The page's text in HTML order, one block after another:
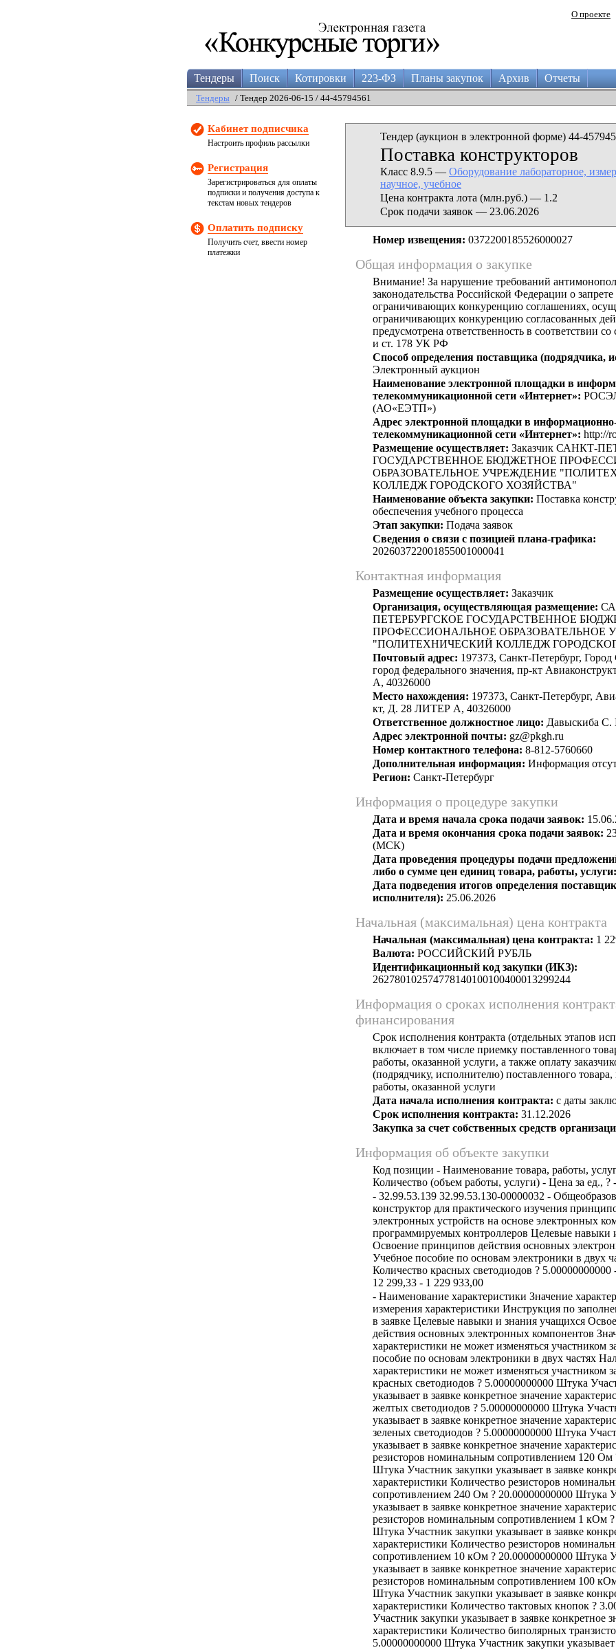
О проекте
Тендеры Поиск Котировки 223-ФЗ Планы закупок Архив Отчеты
Тендеры / Тендер 2026-06-15 / 44-45794561
Кабинет подписчика
Настроить профиль рассылки
Регистрация
Зарегистрироваться для оплаты
подписки и получения доступа к
текстам новых тендеров
Оплатить подписку
Получить счет, ввести номер
платежки
Тендер (аукцион в электронной форме) 44-
Поставка конструкторов
Класс 8.9.5 — Оборудование лабораторное,
научное, учебное
Цена контракта лота (млн.руб.) — 1.2
Срок подачи заявок — 23.06.2026
Номер извещения: 0372200185526000027
Общая информация о закупке
Внимание! За нарушение требований
законодательства Российской Федерации о запрете
ограничивающих конкуренцию соглашениях,
ограничивающих конкуренцию согласованных
предусмотрена ответственность в соответствии
и ст. 178 УК РФ
Способ определения поставщика (подрядчика,
Электронный аукцион
Наименование электронной площадки в
телекоммуникационной сети «Интернет»:
(АО«ЕЭТП»)
Адрес электронной площадки в
телекоммуникационной сети «Интернет»: http://
Размещение осуществляет: Заказчик САНКТ-
ГОСУДАРСТВЕННОЕ БЮДЖЕТНОЕ
ОБРАЗОВАТЕЛЬНОЕ УЧРЕЖДЕНИЕ
КОЛЛЕДЖ ГОРОДСКОГО ХОЗЯЙСТВА"
Наименование объекта закупки: Поставка
обеспечения учебного процесса
Этап закупки: Подача заявок
Сведения о связи с позицией плана-графика:
202603722001855001000041
Контактная информация
Размещение осуществляет: Заказчик
Организация, осуществляющая размещение:
ПЕТЕРБУРГСКОЕ ГОСУДАРСТВЕННОЕ
ПРОФЕССИОНАЛЬНОЕ ОБРАЗОВАТЕЛЬНОЕ
"ПОЛИТЕХНИЧЕСКИЙ КОЛЛЕДЖ
Почтовый адрес: 197373, Санкт-Петербург,
город федерального значения, пр-кт
А, 40326000
Место нахождения: 197373, Санкт-Петербург,
кт, Д. 28 ЛИТЕР А, 40326000
Ответственное должностное лицо: Давыскиба С.
Адрес электронной почты: gz@pkgh.ru
Номер контактного телефона: 8-812-5760660
Дополнительная информация: Информация
Регион: Санкт-Петербург
Информация о процедуре закупки
Дата и время начала срока подачи заявок:
Дата и время окончания срока подачи заявок:
(МСК)
Дата проведения процедуры подачи
либо о сумме цен единиц товара, работы, услуги:
Дата подведения итогов определения
исполнителя): 25.06.2026
Начальная (максимальная) цена контракта
Начальная (максимальная) цена контракта: 1
Валюта: РОССИЙСКИЙ РУБЛЬ
Идентификационный код закупки (ИКЗ):
262780102574778140100100400013299244
Информация о сроках исполнения
финансирования
Срок исполнения контракта (отдельных этапов
включает в том числе приемку поставленного
работы, оказанной услуги, а также оплату
(подрядчику, исполнителю) поставленного
работы, оказанной услуги
Дата начала исполнения контракта: с даты
Срок исполнения контракта: 31.12.2026
Закупка за счет собственных средств
Информация об объекте закупки
Код позиции - Наименование товара, работы,
Количество (объем работы, услуги) - Цена за ед., ?
- 32.99.53.139 32.99.53.130-00000032 -
конструктор для практического изучения
электронных устройств на основе электронных
программируемых контроллеров Целевые навыки
Освоение принципов действия основных
Учебное пособие по основам электроники в двух
Количество красных светодиодов ?
12 299,33 - 1 229 933,00
- Наименование характеристики Значение характеристики Единица измерения характеристики Инструкция по заполнению характеристик в заявке Целевые навыки и знания учащихся Освоение принципов действия основных электронных компонентов Значение характеристики не может изменяться участником закупки Учебное пособие по основам электроники в двух частях Наличие Значение характеристики не может изменяться участником закупки Количество красных светодиодов ? 5.00000000000 Штука Участник закупки указывает в заявке конкретное значение характеристики Количество желтых светодиодов ? 5.00000000000 Штука Участник закупки указывает в заявке конкретное значение характеристики Количество зеленых светодиодов ? 5.00000000000 Штука Участник закупки указывает в заявке конкретное значение характеристики Количество резисторов номинальным сопротивлением 120 Ом ? 20.00000000000 Штука Участник закупки указывает в заявке конкретное значение характеристики Количество резисторов номинальным сопротивлением 240 Ом ? 20.00000000000 Штука Участник закупки указывает в заявке конкретное значение характеристики Количество резисторов номинальным сопротивлением 1 кОм ? 20.00000000000 Штука Участник закупки указывает в заявке конкретное значение характеристики Количество резисторов номинальным сопротивлением 10 кОм ? 20.00000000000 Штука Участник закупки указывает в заявке конкретное значение характеристики Количество резисторов номинальным сопротивлением 100 кОм ? 20.00000000000 Штука Участник закупки указывает в заявке конкретное значение характеристики Количество тактовых кнопок ? 3.00000000000 Штука Участник закупки указывает в заявке конкретное значение характеристики Количество биполярных транзисторов n-p-n ? 5.00000000000 Штука Участник закупки указывает в заявке конкретное значение характеристики Количество потенциометров ? 2.00000000000 Штука Участник закупки указывает в заявке конкретное значение характеристики Количество фоторезисторов ? 1.00000000000 Штука Участник закупки указывает в заявке конкретное значение характеристики Тип фоторезистора VT93N1 Значение характеристики не может изменяться участником закупки Количество перемычек для макетной платы ? 140.00000000000 Штука Участник закупки указывает в заявке конкретное значение характеристики Количество болтовых клеммников 3.00000000000 Штука Значение характеристики не может изменяться участником закупки Количество макетных плат 2.00000000000 Штука Значение характеристики не может изменяться участником закупки Длина макетной платы ? 82.00000000000 Миллиметр Участник закупки указывает в заявке конкретное значение характеристики Ширина макетной платы ? 53.00000000000 Миллиметр Участник закупки указывает в заявке конкретное значение характеристики Количество соединительных проводов «папа-папа» ? 60.00000000000 Штука Участник закупки указывает в заявке конкретное значение характеристики Количество батарейных отсеков на четыре батарейки ? 1.00000000000 Штука Участник закупки указывает в заявке конкретное значение характеристики Тип батареек в батарейном отсеке АА Значение характеристики не может изменяться участником закупки Количество мультиметров цифровых ? 1.00000000000 Штука Участник закупки указывает в заявке конкретное значение характеристики Количество электролитических конденсаторов номинальной емкостью 1мкФ ? 5.00000000000 Штука Участник закупки указывает в заявке конкретное значение характеристики Количество электролитических конденсаторов номинальной емкостью 47 мкФ ? 5.00000000000 Штука Участник закупки указывает в заявке конкретное значение характеристики Количество электролитических конденсаторов номинальной емкостью 4,7 мкФ ? 5.00000000000 Штука Участник закупки указывает в заявке конкретное значение характеристики Количество электролитических конденсаторов номинальной емкостью 100 мкФ ? 5.00000000000 Штука Участник закупки указывает в заявке конкретное значение характеристики Количество электролитических конденсаторов номинальной емкостью 220 мкФ ? 5.00000000000 Штука Участник закупки указывает в заявке конкретное значение характеристики Количество термисторов номинальным сопротивлением 10 кОм ? 1.00000000000 Штука Участник закупки указывает в заявке конкретное значение характеристики Количество RGB светодиодов ? 1.00000000000 Штука Участник закупки указывает в заявке конкретное значение характеристики Количество биполярных транзисторов p-n-p ? 5.00000000000 Штука Участник закупки указывает в заявке конкретное значение характеристики Количество батареек АА ? 8.00000000000 Штука Участник закупки указывает в заявке конкретное значение характеристики Количество серводвигателей ? 1.00000000000 Штука Участник закупки указывает в заявке конкретное значение характеристики Количество бузеров ? 1.00000000000 Штука Участник закупки указывает в заявке конкретное значение характеристики Количество соединительных проводов "штырь-гнездо" ? 20.00000000000 Штука Участник закупки указывает в заявке конкретное значение характеристики Количество мотор-редукторов с односторонним валом ? 1.00000000000 Штука Участник закупки указывает в заявке конкретное значение характеристики Количество диодов выпрямительных ? 5.00000000000 Штука Участник закупки указывает в заявке конкретное значение характеристики Количество отверток шлицевых ? 1.00000000000 Штука Участник закупки указывает в заявке конкретное значение характеристики Количество микросхем 74hc4017 ? 1.00000000000 Штука Участник закупки указывает в заявке конкретное значение характеристики Количество микросхем 74hc14 ? 1.00000000000 Штука Участник закупки указывает в заявке конкретное значение характеристики Количество микросхем 74hc08 ? 2.00000000000 Штука Участник закупки указывает в заявке конкретное значение характеристики Количество микросхем 74hc04 ? 2.00000000000 Штука Участник закупки указывает в заявке конкретное значение характеристики Количество микросхем 74hc02 ? 2.00000000000 Штука Участник закупки указывает в заявке конкретное значение характеристики Количество микросхем CD4026 ? 2.00000000000 Штука Участник закупки указывает в заявке конкретное значение характеристики Количество микросхем L293D ? 1.00000000000 Штука Участник закупки указывает в заявке конкретное значение характеристики Количество микросхем NE555N ? 3.00000000000 Штука Участник закупки указывает в заявке конкретное значение характеристики Количество микросхем CD4013 ? 4.00000000000 Штука Участник закупки указывает в заявке конкретное значение характеристики Количество 7-сегментных индикаторов ? 2.00000000000 Штука Участник закупки указывает в заявке конкретное значение характеристики Количество керамических конденсаторов номинальной емкостью 0,1 мкФ ? 5.00000000000 Штука Участник закупки указывает в заявке конкретное значение характеристики Количество керамических конденсаторов номинальной емкостью 0,01 мкФ ? 5.00000000000 Штука Участник закупки указывает в заявке конкретное значение характеристики Количество светодиодов синих ? 5.00000000000 Штука Участник закупки указывает в заявке конкретное значение характеристики Количество реле ? 1.00000000000 Штука Участник закупки указывает в заявке конкретное значение характеристики Количество динамиков ? 1.00000000000 Штука Участник закупки указывает в заявке конкретное значение характеристики Количество батарейных отсеков 1хАА ? 1.00000000000 Штука Участник закупки указывает в заявке конкретное значение характеристики Количество батарейных отсеков 2хАА ? 1.00000000000 Штука Участник